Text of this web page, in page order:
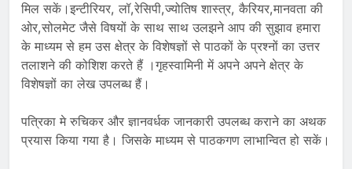
मिल सकें।इन्टीरियर, लॉ,रेसिपी,ज्योतिष शास्त्र, कैरियर,मानवता की
ओर,सोलमेट जैसे विषयों के साथ साथ उलझने आप की सुझाव हमारा
के माध्यम से हम उस क्षेत्र के विशेषज्ञों से पाठकों के प्रश्नों का उत्तर
तलाशने की कोशिश करते हैं ।गृहस्वामिनी में अपने अपने क्षेत्र के
विशेषज्ञों का लेख उपलब्ध हैं।
पत्रिका मे रुचिकर और ज्ञानवर्धक जानकारी उपलब्ध कराने का अथक
प्रयास किया गया है। जिसके माध्यम से पाठकगण लाभान्वित हो सकें।